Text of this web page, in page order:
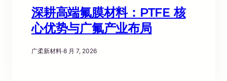
深耕高端氟膜材料：PTFE 核
心优势与广氟产业布局
广柔新材料·8 月 7, 2026